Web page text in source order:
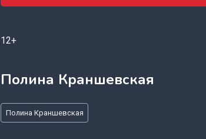
12+
Полина Краншевская
Метки
записи:
Полина Краншевская